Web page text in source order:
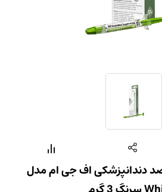
اندو 37 درصد دندانپزشکی اف جی ام مدل